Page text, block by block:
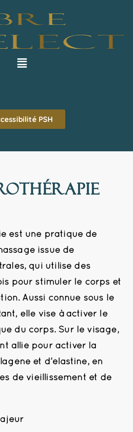
PSH
est une pratique de
issue de
qui utilise des
pour stimuler le corps et
Aussi connue sous le
elle vise à activer le
du corps. Sur le visage,
allié pour activer la
et d’élastine, en
de vieillissement et de